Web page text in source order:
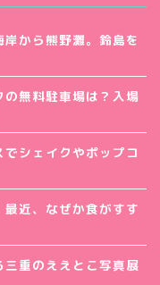
から熊野灘。鈴島を
の無料駐車場は？入場
シェイクやポップコ
近、なぜか食がすす
三重のええとこ写真展